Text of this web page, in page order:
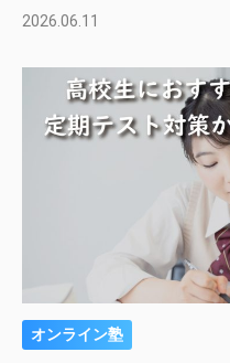
2026.06.11
オンライン塾